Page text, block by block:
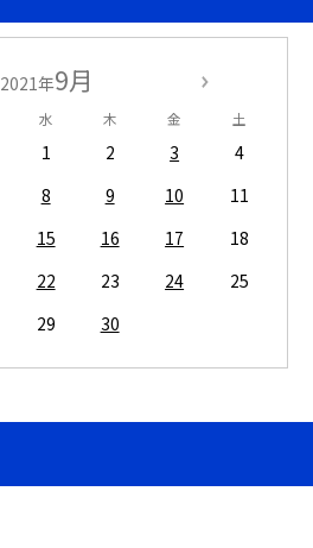
2021年9月
水 木 金 土
1 2 3
4
8 9 10
11
15 16 17
18
22 23 24
25
29 30